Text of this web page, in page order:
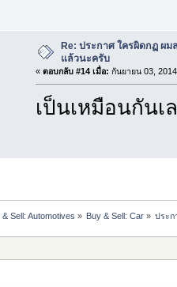
Re: ประกาศ ใครผิดกฏ ผ
แล้วนะครับ
« ตอบกลับ #14 เมื่อ: กันยายน 03,
เป็นเหมือนกันเ
& Sell: Automotives » Buy & Sell: Car» ประก